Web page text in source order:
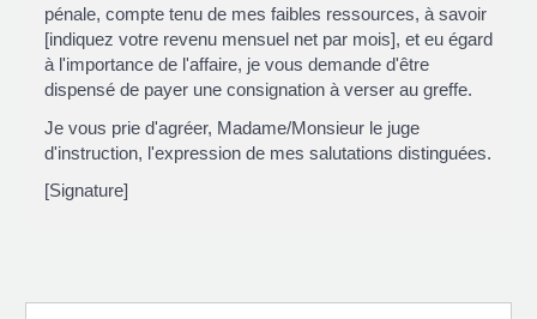
pénale, compte tenu de mes faibles ressources, à savoir
[indiquez votre revenu mensuel net par mois], et eu égard
à l'importance de l'affaire, je vous demande d'être
dispensé de payer une consignation à verser au greffe.
Je vous prie d'agréer, Madame/Monsieur le juge
d'instruction, l'expression de mes salutations distinguées.
[Signature]